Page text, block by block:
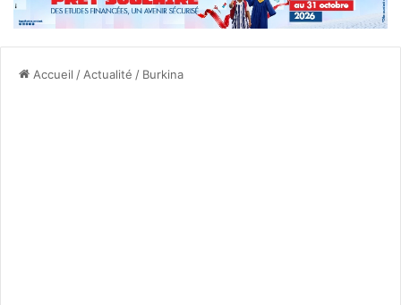
Accueil / Actualité / Burkina